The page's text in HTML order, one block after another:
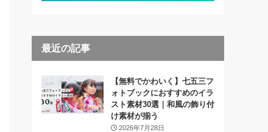
最近の記事
【無料でかわいく】七五三フ
ォトブックにおすすめのイラ
スト素材30選｜和風の飾り付
け素材が揃う
2026年7月28日